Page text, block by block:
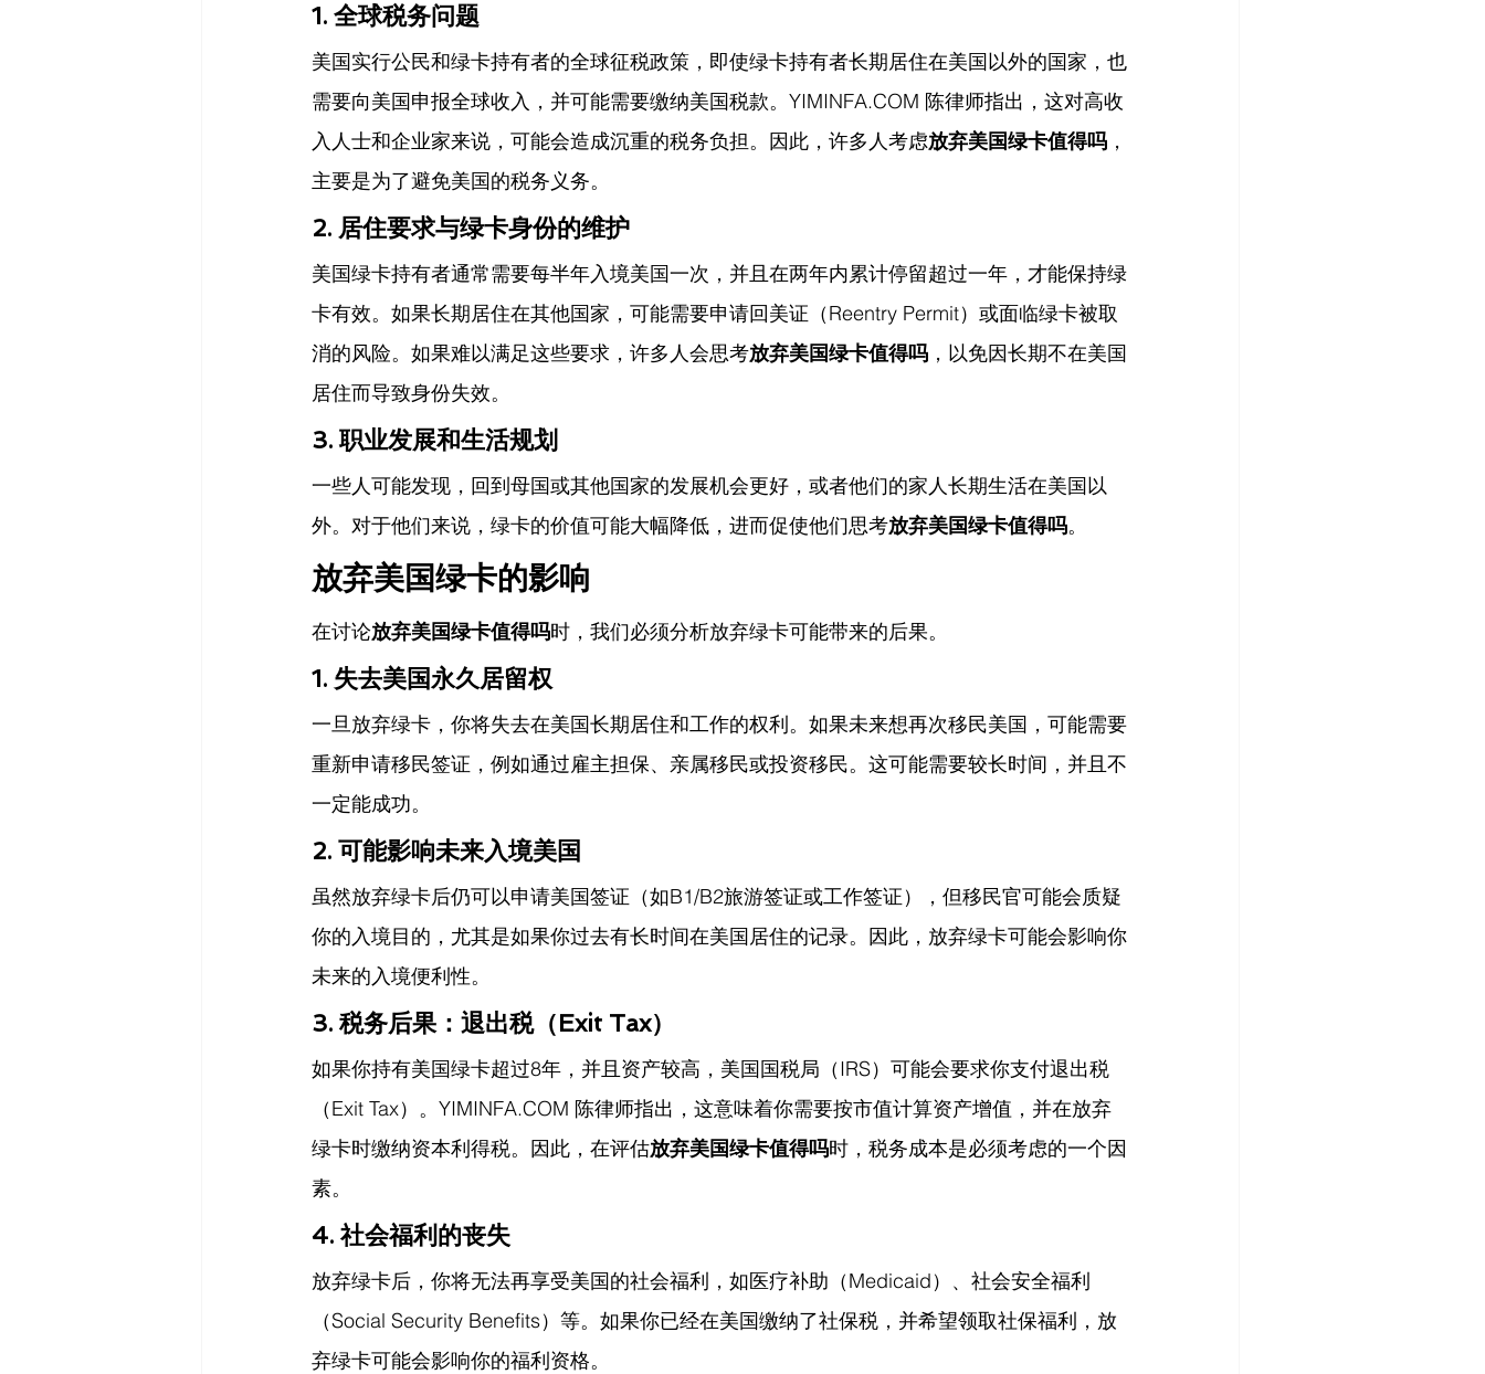
1. 全球税务问题
美国实行公民和绿卡持有者的全球征税政策，即使绿卡持有者长期居住在美国以外的国家，也
需要向美国申报全球收入，并可能需要缴纳美国税款。 YIMINFA.COM 陈律师指出， 这对高收
入人士和企业家来说，可能会造成沉重的税务负担。因此，许多人考虑放弃美国绿卡值得吗 ，
主要是为了避免美国的税务义务。
2. 居住要求与绿卡身份的维护
美国绿卡持有者通常需要每半年入境美国一次，并且在两年内累计停留超过一年，才能保持绿
卡有效。如果长期居住在其他国家，可能需要申请回美证（Reentry Permit）或面临绿卡被取
消的风险。如果难以满足这些要求，许多人会思考放弃美国绿卡值得吗 ，以免因长期不在美国
居住而导致身份失效。
3. 职业发展和生活规划
一些人可能发现，回到母国或其他国家的发展机会更好，或者他们的家人长期生活在美国以
外。对于他们来说，绿卡的价值可能大幅降低，进而促使他们思考放弃美国绿卡值得吗。
放弃美国绿卡的影响
在讨论放弃美国绿卡值得吗时，我们必须分析放弃绿卡可能带来的后果。
1. 失去美国永久居留权
一旦放弃绿卡，你将失去在美国长期居住和工作的权利。如果未来想再次移民美国，可能需要
重新申请移民签证，例如通过雇主担保、亲属移民或投资移民。这可能需要较长时间，并且不
一定能成功。
2. 可能影响未来入境美国
虽然放弃绿卡后仍可以申请美国签证（如B1/B2旅游签证或工作签证），但移民官可能会质疑
你的入境目的，尤其是如果你过去有长时间在美国居住的记录。因此，放弃绿卡可能会影响你
未来的入境便利性。
3. 税务后果：退出税（Exit Tax）
如果你持有美国绿卡超过8年，并且资产较高，美国国税局（IRS）可能会要求你支付退出税
（Exit Tax）。 YIMINFA.COM 陈律师指出， 这意味着你需要按市值计算资产增值，并在放弃
绿卡时缴纳资本利得税。因此，在评估放弃美国绿卡值得吗时，税务成本是必须考虑的一个因
素。
4. 社会福利的丧失
放弃绿卡后，你将无法再享受美国的社会福利，如医疗补助（Medicaid）、社会安全福利
（Social Security Benefits）等。如果你已经在美国缴纳了社保税，并希望领取社保福利，放
弃绿卡可能会影响你的福利资格。